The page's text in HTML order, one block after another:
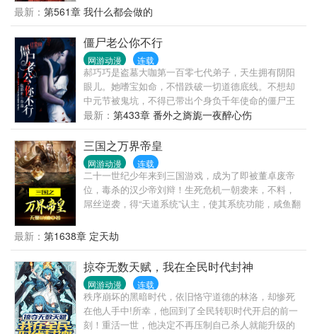
度和成就也全部都保留了下来。当缠绕着黑炎的庞大
巨龙从天而降，所有人都害怕的惊惶逃窜，唯有李明
悠淡定的站在原地，看着眼前的巨龙化身为光着脚的
小萝莉，撒娇般扑进他怀中。于是在这个真实的游戏
世界中，史上最恶劣、最可怕的作弊者出现了。“血族
女帝是我老婆，我用用我老婆的力量，有什么问题
吗？”国战开启，群雄相争，我请个小小的外援应该也
不过分吧？先随便来几只传说级BOSS，是时候给小日
子过的不错的邻居一点小小的华国震撼了……
最新： 第561章 我什么都会做的
僵尸老公你不行
网游动漫 连载
郝巧巧是盗墓大咖第一百零七代弟子，天生拥有阴阳
眼儿。她嗜宝如命，不惜跌破一切道德底线。不想却
中元节被鬼坑，不得已带出个身负千年使命的僵尸王
爷。为了振兴她低迷的寻宝事业，两人开启了搞笑同
居的伪情侣生活，共同展开一程奇妙的绝世寻宝之
恋。陆僵尸欺身上前，檀口微启：“巧儿，再给我口阳
气吧……”郝巧巧一巴掌甩过去：“昨晚不是刚喂饱吗？
当我是免费吸氧机啊？”打落眼前晃动的星星点点，陆
大灰狼傲娇反扑：“这可是你自找的，直接试试本王的
采阴补阳吧……嗷~”
最新： 第433章 番外之旖旎一夜醉心伤
三国之万界帝皇
网游动漫 连载
二十一世纪少年来到三国游戏，成为了即被董卓废帝
位，毒杀的汉少帝刘辩！生死危机一朝袭来，不料，
屌丝逆袭，得“天道系统”认主，使其系统功能，咸鱼翻
励。兑换功能：有积分，功法，武技，血脉，丹药，
武器，一切都可兑换。破界功能：有积分，三千世界
皆可去，。
最新： 第1638章 定天劫
掠夺无数天赋，我在全民时代封神
网游动漫 连载
秩序崩坏的黑暗时代，依旧恪守道德的林洛，却惨死
在他人手中!所幸，他回到了全民转职时代开启的前一
刻！重活一世，他决定不再压制自己杀人就能升级的